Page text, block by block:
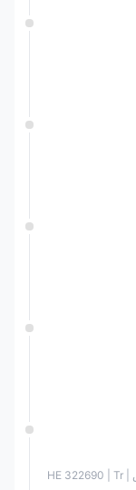
بعد: TRADING POINT HOLDINGS LIMITED | قبرص | ΗΕ 322690 | Tr